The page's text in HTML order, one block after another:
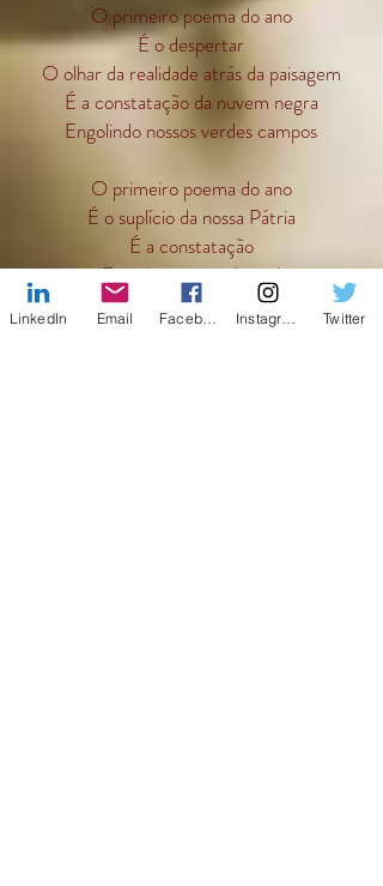
O primeiro poema do ano
É o despertar
O olhar da realidade atrás da paisagem
É a constatação da nuvem negra
Engolindo nossos verdes campos
O primeiro poema do ano
É o suplício da nossa Pátria
É a constatação
Fortalecimento do mal
É apenas uma lágrima perdida
LinkedIn Email Twitter